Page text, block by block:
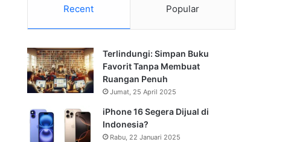
Recent Popular
Terlindungi: Simpan Buku
Favorit Tanpa Membuat
Ruangan Penuh
Jumat, 25 April 2025
iPhone 16 Segera Dijual di
Indonesia?
Rabu, 22 Januari 2025